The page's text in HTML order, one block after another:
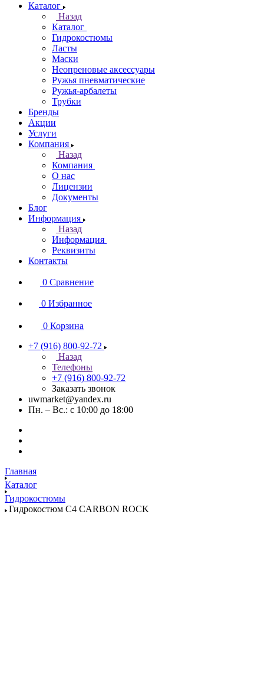
Каталог
Назад
Каталог
Гидрокостюмы
Ласты
Маски
Неопреновые аксессуары
Ружья пневматические
Ружья-арбалеты
Трубки
Бренды
Акции
Услуги
Компания
Назад
Компания
О нас
Лицензии
Документы
Блог
Информация
Назад
Информация
Реквизиты
Контакты
0 Сравнение
0 Избранное
0 Корзина
+7 (916) 800-92-72
Назад
Телефоны
+7 (916) 800-92-72
Заказать звонок
uwmarket@yandex.ru
Пн. – Вс.: с 10:00 до 18:00
Главная
Каталог
Гидрокостюмы
Гидрокостюм C4 CARBON ROCK